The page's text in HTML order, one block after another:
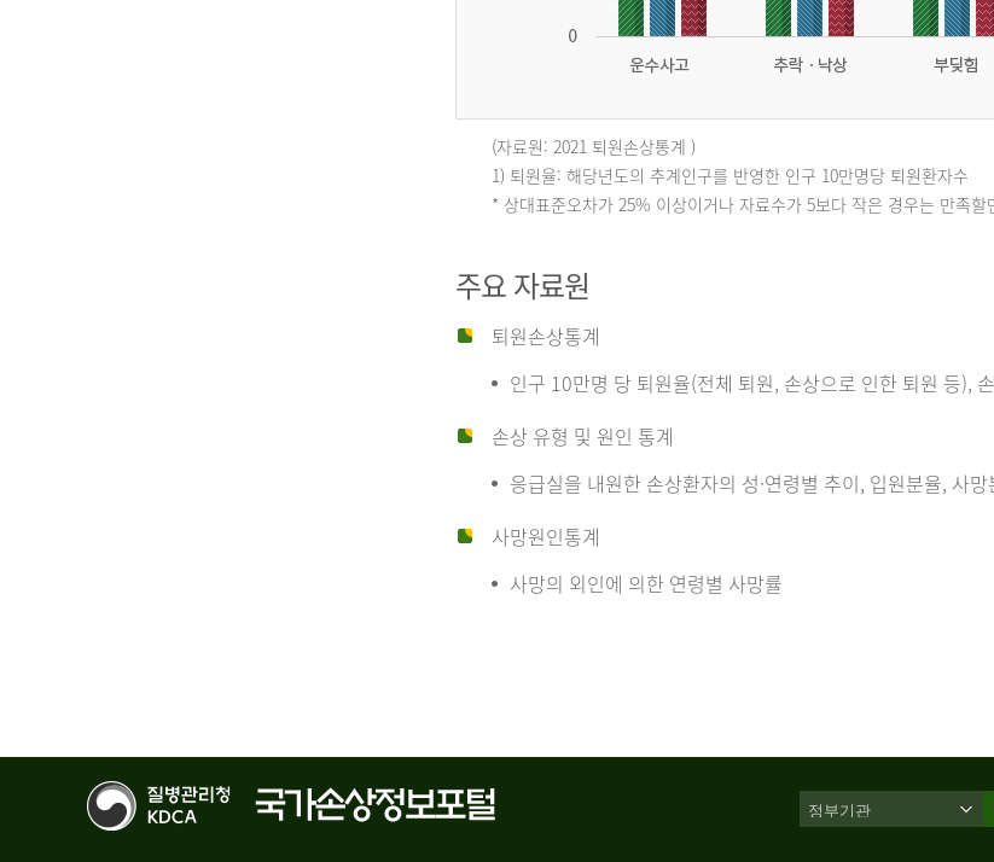
10
만
명
수
(자료원: 2021 퇴원손상통계 )
1) 퇴원율: 해당년도의 추계인구를 반영한 인구 10만명당 퇴원환자수
* 상대표준오차가 25% 이상이거나 자료수가 5보다 작은 경우는 만족
주요 자료원
퇴원손상통계
인구 10만명 당 퇴원율(전체 퇴원, 손상으로 인한 퇴원 등),
손상 유형 및 원인 통계
응급실을 내원한 손상환자의 성·연령별 추이, 입원분율, 사
사망원인통계
사망의 외인에 의한 연령별 사망률